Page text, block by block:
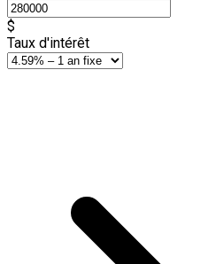
$
Taux d'intérêt